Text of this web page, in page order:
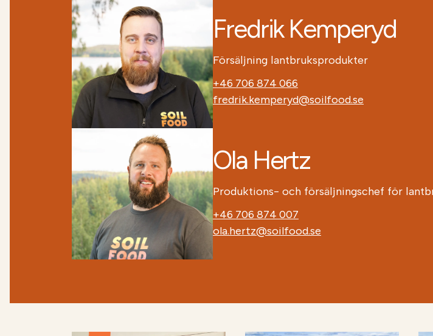
Fredrik Kemperyd
Försäljning lantbruksprodukter
+46 706 874 066
fredrik.kemperyd@soilfood.se
Ola Hertz
Produktions- och försäljningschef för
+46 706 874 007
ola.hertz@soilfood.se